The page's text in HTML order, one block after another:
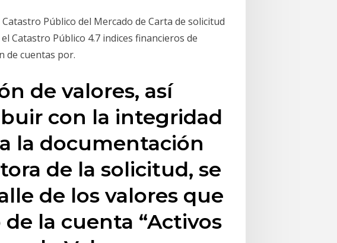
Público del Mercado de Carta de solicitud
Catastro Público 4.7 indices financieros de
de cuentas por.
de valores, así
con la integridad
la documentación
de la solicitud, se
de los valores que
la cuenta “Activos